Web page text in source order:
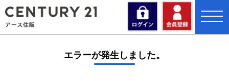
toggle
エラーが発生しました。